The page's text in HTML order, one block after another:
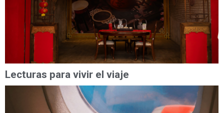
Lecturas para vivir el viaje